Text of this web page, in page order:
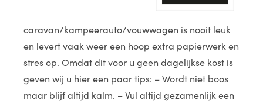
caravan/kampeerauto/vouwwagen is nooit leuk
en levert vaak weer een hoop extra papierwerk en
stres op. Omdat dit voor u geen dagelijkse kost is
geven wij u hier een paar tips: – Wordt niet boos
maar blijf altijd kalm. – Vul altijd gezamenlijk een